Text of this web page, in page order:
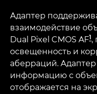
Адаптер
взаимодействие
Dual Pixel CMOS AF1,
освещенность и
аберраций.
информацию с
отображается на